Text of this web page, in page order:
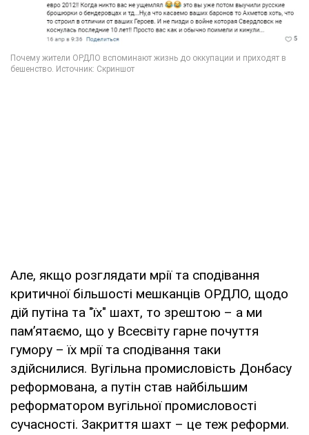
Але, якщо розглядати мрії та сподівання
критичної більшості мешканців ОРДЛО, щодо
дій путіна та "їх" шахт, то зрештою – а ми
пам’ятаємо, що у Всесвіту гарне почуття
гумору – їх мрії та сподівання таки
здійснилися. Вугільна промисловість Донбасу
реформована, а путін став найбільшим
реформатором вугільної промисловості
сучасності. Закриття шахт – це теж реформи.